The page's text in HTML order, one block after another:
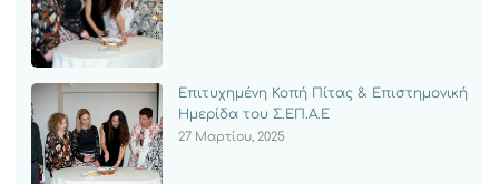
Επιτυχημένη Κοπή Πίτας & Επιστημονική
Ημερίδα του Σ.ΕΠ.Α.Ε
27 Μαρτίου, 2025